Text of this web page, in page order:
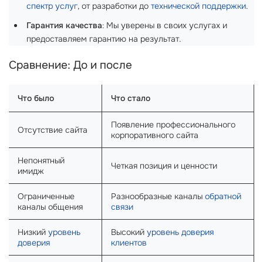
спектр услуг, от разработки до технической поддержки.
Гарантия качества: Мы уверены в своих услугах и
предоставляем гарантию на результат.
Сравнение: До и после
Что было Что стало
Отсутствие сайта
Появление профессионального
корпоративного сайта
Непонятный
имидж
Четкая позиция и ценности
Ограниченные
каналы общения
Разнообразные каналы обратной
связи
Низкий уровень
доверия
Высокий уровень доверия
клиентов